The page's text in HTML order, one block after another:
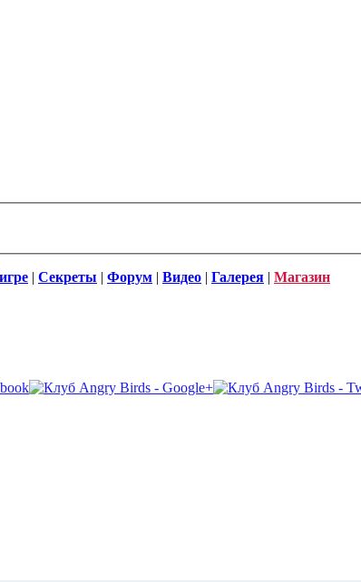
Секреты Форум Видео Галерея
Магазин